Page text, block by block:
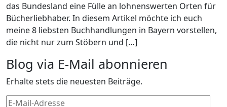
das Bundesland eine Fülle an lohnenswerten Orten für
Bücherliebhaber. In diesem Artikel möchte ich euch
meine 8 liebsten Buchhandlungen in Bayern vorstellen,
die nicht nur zum Stöbern und […]
Blog via E-Mail abonnieren
Erhalte stets die neuesten Beiträge.
E-